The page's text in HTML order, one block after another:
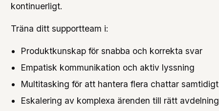
kontinuerligt.
Träna ditt supportteam i:
Produktkunskap för snabba och korrekta svar
Empatisk kommunikation och aktiv lyssning
Multitasking för att hantera flera chattar samtidigt
Eskalering av komplexa ärenden till rätt avdelning